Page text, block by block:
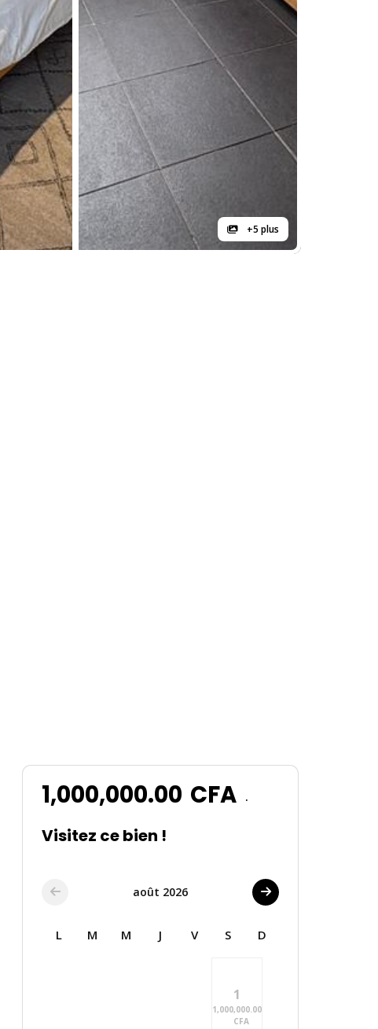
+5 plus
1,000,000.00 CFA .
Visitez ce bien !
août 2026
L M M J V S D
1
1,000,000.00
CFA